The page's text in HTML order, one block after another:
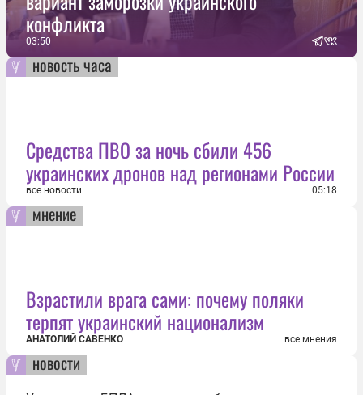
конфликта
03:50
новость часа
Средства ПВО за ночь сбили 456
украинских дронов над регионами России
все новости 05:18
мнение
Взрастили врага сами: почему поляки
терпят украинский национализм
АНАТОЛИЙ САВЕНКО все мнения
новости